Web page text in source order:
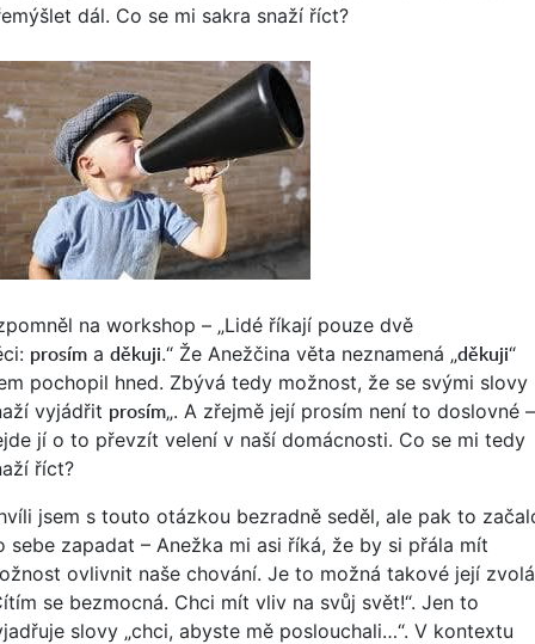
dál. Co se mi sakra snaží říct?
na workshop – „Lidé říkají pouze dvě
prosím a děkuji.“ Že Anežčina věta neznamená „děkuji“
pochopil hned. Zbývá tedy možnost, že se svými slovy
vyjádřit prosím„. A zřejmě její prosím není to doslovné –
jí o to převzít velení v naší domácnosti. Co se mi tedy
říct?
jsem s touto otázkou bezradně seděl, ale pak to
sebe zapadat – Anežka mi asi říká, že by si přála mít
ovlivnit naše chování. Je to možná takové její
se bezmocná. Chci mít vliv na svůj svět!“. Jen to
slovy „chci, abyste mě poslouchali…“. V kontextu